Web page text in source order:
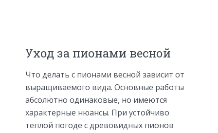
Уход за пионами весной
Что делать с пионами весной зависит от
выращиваемого вида. Основные работы
абсолютно одинаковые, но имеются
характерные нюансы. При устойчиво
теплой погоде с древовидных пионов